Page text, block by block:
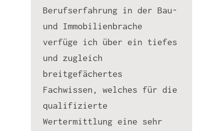
Berufserfahrung in der Bau-
und Immobilienbrache
verfüge ich über ein tiefes
und zugleich
breitgefächertes
Fachwissen, welches für die
qualifizierte
Wertermittlung eine sehr